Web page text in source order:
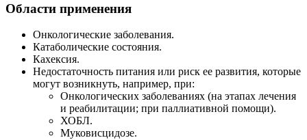
Области применения
Онкологические заболевания.
Катаболические состояния.
Кахексия.
Недостаточность питания или риск ее развития, которые
могут возникнуть, например, при:
Онкологических заболеваниях (на этапах лечения
и реабилитации; при паллиативной помощи).
ХОБЛ.
Муковисцидозе.